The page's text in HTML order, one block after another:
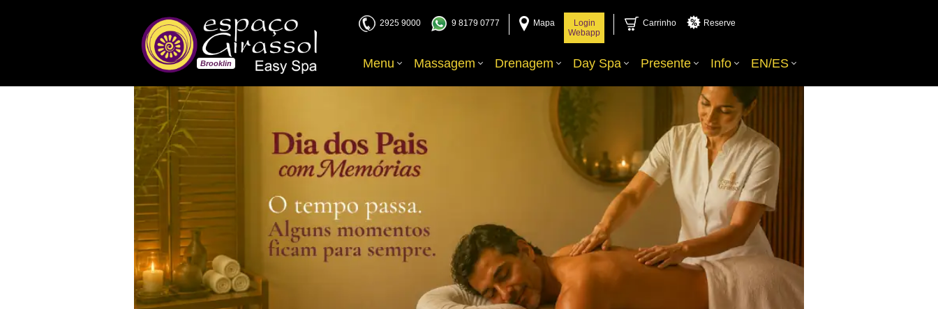
Brooklin
2925 9000 9 8179 0777 Mapa
Login
Webapp
Carrinho Reserve
Menu Massagem Drenagem Day Spa Presente Info EN/ES